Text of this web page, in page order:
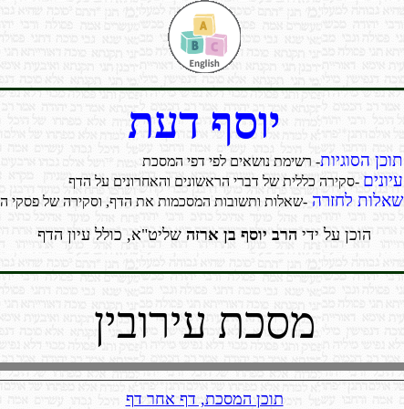
יוסף דעת
תוכן הסוגיות- רשימת נושאים לפי דפי המסכת
עיונים -סקירה כללית של דברי הראשונים והאחרונים על הדף
שאלות לחזרה-שאלות ותשובות המסכמות את הדף, וסקירה של פסקי
הוכן על ידי הרב יוסף בן ארזה שליט"א, כולל עיון הדף
מסכת עירובין
תוכן המסכת, דף אחר דף